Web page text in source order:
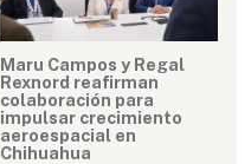
Maru Campos y Regal
Rexnord reafirman
colaboración para
impulsar crecimiento
aeroespacial en
Chihuahua